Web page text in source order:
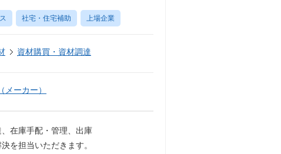
社宅・住宅補助 上場企業
資材購買・資材調達
ーカー）
在庫手配・管理、出庫
を担当いただきます。